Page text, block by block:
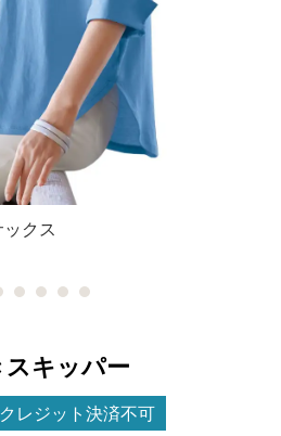
クス
キッパー
クレジット決済不可